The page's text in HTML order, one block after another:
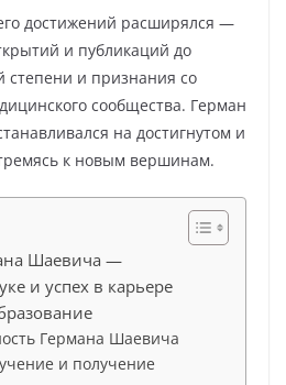
достижений расширялся —
и публикаций до
степени и признания со
сообщества. Герман
на достигнутом и
к новым вершинам.
Шаевича —
и успех в карьере
Германа Шаевича
и получение